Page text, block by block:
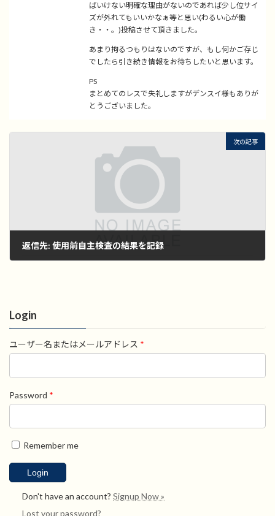
ばいけない明確な理由がないのであれば少し位サイ
ズが外れてもいいかなぁ等と思い(わるい心が働
き・・。)投稿させて頂きました。
あまり拘るつもりはないのですが、もし何かご存じ
でしたら引き続き情報をお待ちしたいと思います。
PS
まとめてのレスで失礼しますがデンスイ様もありが
とうございました。
次の記事
返信先: 使用前自主検査の結果を記録
Login
ユーザー名またはメールアドレス *
Password *
Remember me
Don't have an account? Signup Now »
Lost your password?